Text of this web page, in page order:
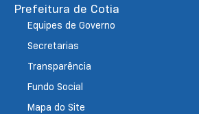
Prefeitura de Cotia
Equipes de Governo
Secretarias
Transparência
Fundo Social
Mapa do Site